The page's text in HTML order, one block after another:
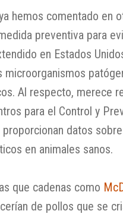
hemos comentado en
preventiva para
en Estados
microorganismos
Al respecto, merece
para el Control y
proporcionan datos
en animales sanos.
que cadenas como
de pollos que se